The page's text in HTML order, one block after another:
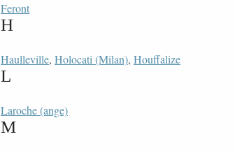
Feront
H
Haulleville, Holocati (Milan), Houffalize
L
Laroche (ange)
M